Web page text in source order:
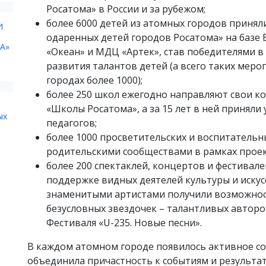
Росатома» в России и за рубежом;
более 6000 детей из атомных городов
одаренных детей городов Росатома» на
«Океан» и МДЦ «Артек», став победителями
развития талантов детей (а всего таких
городах более 1000);
более 250 школ ежегодно направляют свои
«Школы Росатома», а за 15 лет в ней
педагогов;
более 1000 просветительских и
родительскими сообществами в рамках
более 200 спектаклей, концертов и
поддержке видных деятелей культуры и
знаменитыми артистами получили
безусловных звездочек – талантливых
Фестиваля «U-235. Новые песни».
В каждом атомном городе появилось активное
объединила причастность к событиям и